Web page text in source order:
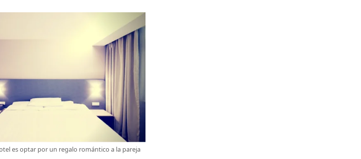
es optar por un regalo romántico a la pareja